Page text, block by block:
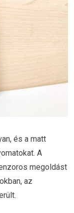
és a matt
A
megoldást
az